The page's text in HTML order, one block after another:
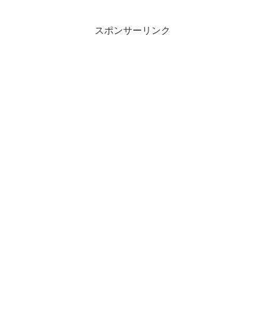
スポンサーリンク